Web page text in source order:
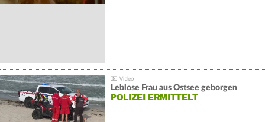
Leblose Frau aus Ostsee geborgen
POLIZEI ERMITTELT